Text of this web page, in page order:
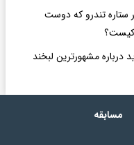
ستاره تندرو که دوست
درباره مشهورترین لبخند
مسابقه